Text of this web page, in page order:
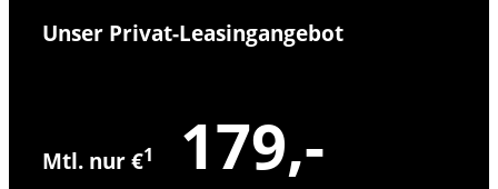
Unser Privat-Leasingangebot
Mtl. nur €1 179,-